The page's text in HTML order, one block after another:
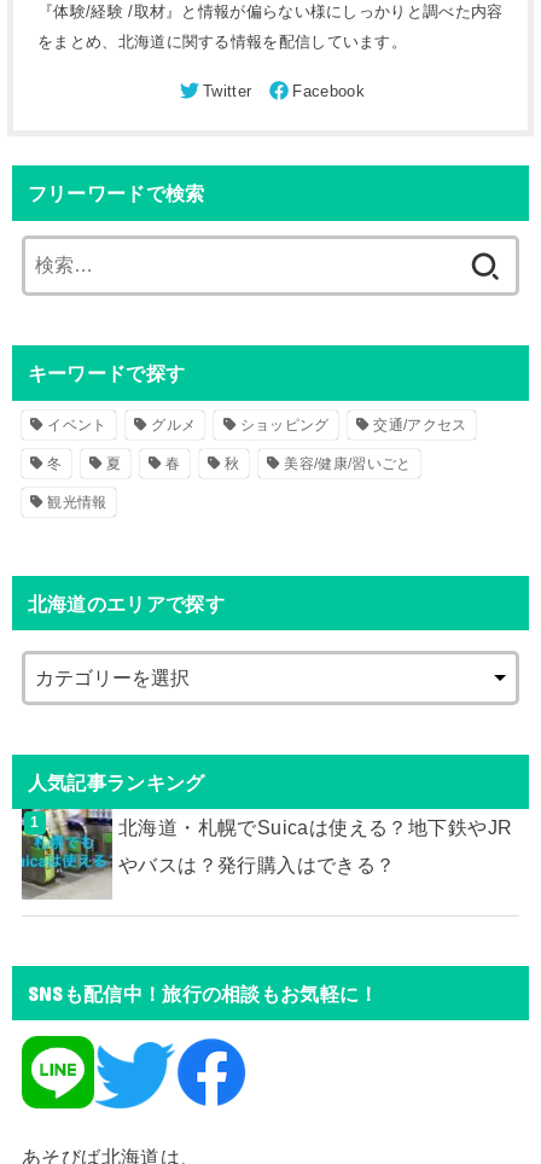
『体験/経験 /取材』と情報が偏らない様にしっかりと調べた内容
をまとめ、北海道に関する情報を配信しています。
フリーワードで検索
索
キーワードで探す
イベント グルメ ショッピング 交通/アクセス
冬 夏 春 秋 美容/健康/習いごと
観光情報
北海道のエリアで探す
人気記事ランキング
北海道・札幌でSuicaは使える？地下鉄やJR
やバスは？発行購入はできる？
SNSも配信中！旅行の相談もお気軽に！
あそびば北海道は、